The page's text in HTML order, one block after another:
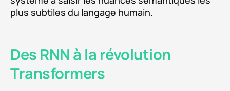
plus subtiles du langage humain.
Des RNN à la révolution
Transformers